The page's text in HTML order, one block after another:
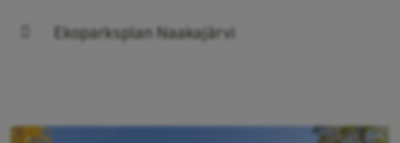
Ekoparksplan Naakajärvi